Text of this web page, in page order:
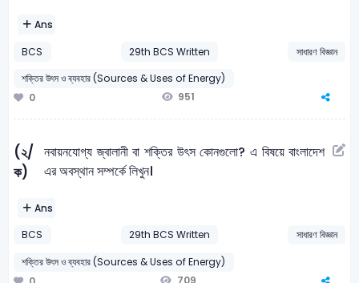
Ans
BCS
29th BCS Written
সাধারণ বিজ্ঞান
শক্তির উৎস ও ব্যবহার (Sources & Uses of Energy)
0
951
(২/
ক)
নবায়নযােগ্য জ্বালানী বা শক্তির উৎস কোনগুলাে? এ বিষয়ে বাংলাদেশ
এর অবস্থান সম্পর্কে লিখুন।
Ans
BCS
29th BCS Written
সাধারণ বিজ্ঞান
শক্তির উৎস ও ব্যবহার (Sources & Uses of Energy)